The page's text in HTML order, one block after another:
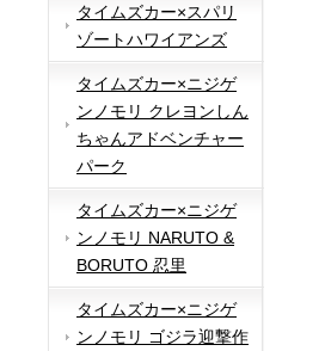
タイムズカー×スパリ
ゾートハワイアンズ
タイムズカー×ニジゲ
ンノモリ クレヨンしん
ちゃんアドベンチャー
パーク
タイムズカー×ニジゲ
ンノモリ NARUTO &
BORUTO 忍里
タイムズカー×ニジゲ
ンノモリ ゴジラ迎撃作